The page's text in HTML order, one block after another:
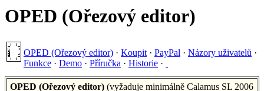
OPED (Ořezový editor)
OPED (Ořezový editor) · Koupit · PayPal · Názory uživatelů ·
Funkce · Demo · Příručka · Historie ·
OPED (Ořezový editor) (vyžaduje minimálně Calamus SL 2006